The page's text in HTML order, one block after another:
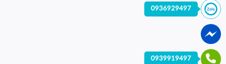
0936929497
0939919497